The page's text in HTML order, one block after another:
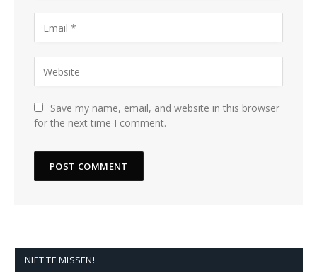
Save my name, email, and website in this browser
for the next time I comment.
NIET TE MISSEN!